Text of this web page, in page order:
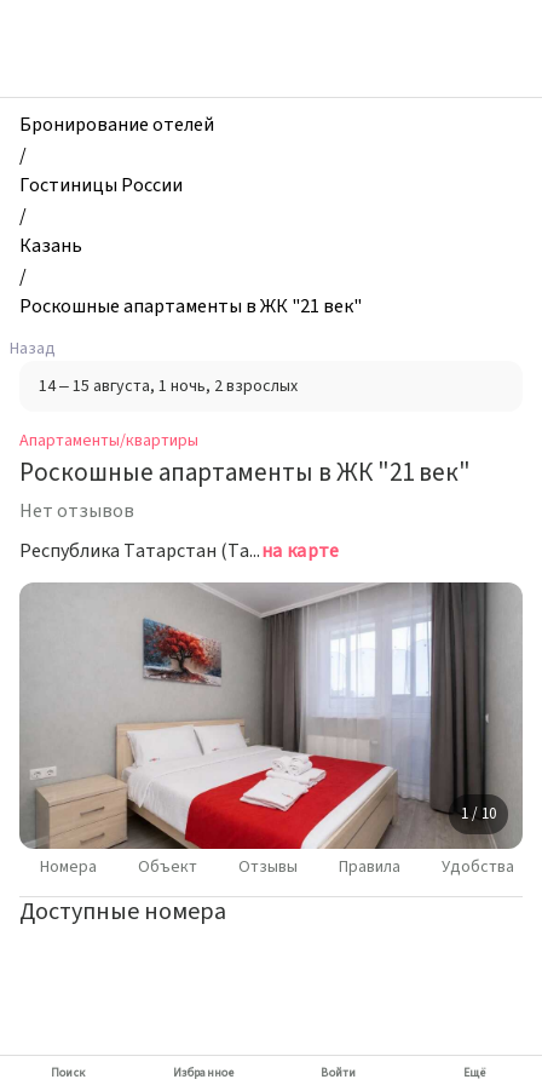
и
квартиры,
Роскошные
апартаменты
в
ЖК
"21
век",
Казань,
Россия
Бронирование отелей
/
Гостиницы России
/
Казань
/
Роскошные апартаменты в ЖК "21 век"
Назад
14 – 15 августа, 1 ночь, 2 взрослых
Апартаменты/квартиры
Роскошные апартаменты в ЖК "21 век"
Нет отзывов
Республика Татарстан (Татарстан), Казань, проспект Альберта Камалеева, 30на карте
1 / 10
Номера Объект Отзывы Правила Удобства
Доступные номера
Поиск Избранное Войти Ещё